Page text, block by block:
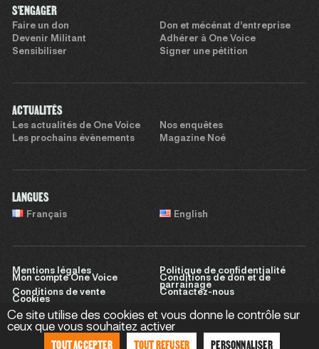
S'ENGAGER
Faire un don
Don et mécénat d’entreprise
Devenir Militant
Adhérer à One Voice
Sensibiliser
Signer une pétition
ACTUALITÉS
Les actualités de One Voice
Nos enquêtes
Les prochains évènements
Magazine Noé
LANGUES
Français English
Mentions légales
Politique de confidentialité
Mon compte One Voice
Conditions de don et de
parrainage
Conditions de vente
Contactez-nous
Cookies
Ce site utilise des cookies et vous donne le contrôle sur
ceux que vous souhaitez activer
TOUT ACCEPTER TOUT REFUSER PERSONNALISER